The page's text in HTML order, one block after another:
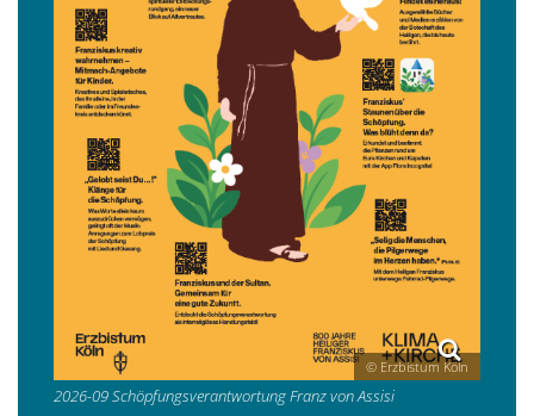
© Erzbistum Köln
2026-09 Schöpfungsverantwortung Franz von Assisi